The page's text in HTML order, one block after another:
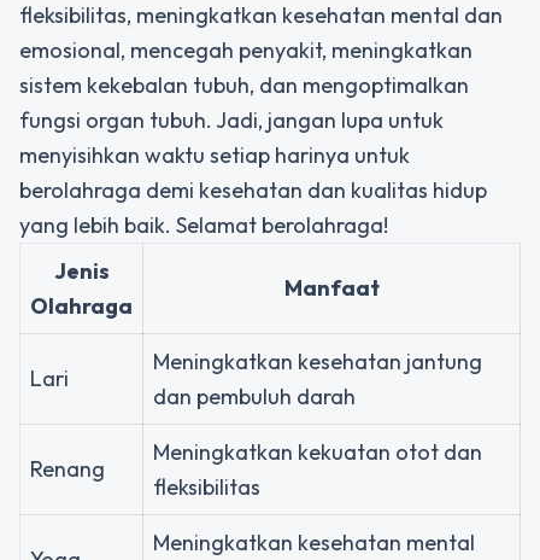
fleksibilitas, meningkatkan kesehatan mental dan
emosional, mencegah penyakit, meningkatkan
sistem kekebalan tubuh, dan mengoptimalkan
fungsi organ tubuh. Jadi, jangan lupa untuk
menyisihkan waktu setiap harinya untuk
berolahraga demi kesehatan dan kualitas hidup
yang lebih baik. Selamat berolahraga!
Jenis
Olahraga
Manfaat
Lari
Meningkatkan kesehatan jantung
dan pembuluh darah
Renang
Meningkatkan kekuatan otot dan
fleksibilitas
Meningkatkan kesehatan mental